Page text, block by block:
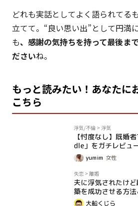
どれも実話としてよく語られてる
立てて。“良い思い出”として円満
も、感謝の気持ちを持って最後ま
ださいね。
もっと読みたい！あなたに
こちら
浮気/不倫 > 浮気
【忖度なし】既婚
dle」をガチレビュ
yumim 女性
失恋 > 離婚
夫に浮気されたけ
築を成功させる方法
大船くじら